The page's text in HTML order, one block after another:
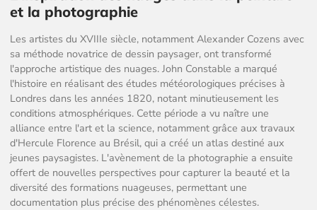
et la photographie
Les artistes du XVIIIe siècle, notamment Alexander Cozens avec
sa méthode novatrice de dessin paysager, ont transformé
l'approche artistique des nuages. John Constable a marqué
l'histoire en réalisant des études météorologiques précises à
Londres dans les années 1820, notant minutieusement les
conditions atmosphériques. Cette période a vu naître une
alliance entre l'art et la science, notamment grâce aux travaux
d'Hercule Florence au Brésil, qui a créé un atlas destiné aux
jeunes paysagistes. L'avènement de la photographie a ensuite
offert de nouvelles perspectives pour capturer la beauté et la
diversité des formations nuageuses, permettant une
documentation plus précise des phénomènes célestes.